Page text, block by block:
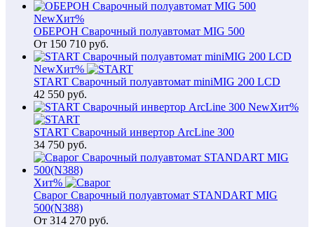
NewХит%
ОБЕРОН Сварочный полуавтомат MIG 500
От 150 710 руб.
NewХит%
START Сварочный полуавтомат miniMIG 200 LCD
42 550 руб.
NewХит%
START Сварочный инвертор ArcLine 300
34 750 руб.
Хит%
Сварог Сварочный полуавтомат STANDART MIG
500(N388)
От 314 270 руб.